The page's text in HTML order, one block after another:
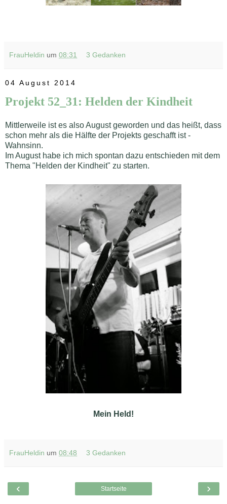
FrauHeldin um 08:31 3 Gedanken
04 August 2014
Projekt 52_31: Helden der Kindheit
Mittlerweile ist es also August geworden und das heißt, dass
schon mehr als die Hälfte der Projekts geschafft ist -
Wahnsinn.
Im August habe ich mich spontan dazu entschieden mit dem
Thema "Helden der Kindheit" zu starten.
Mein Held!
FrauHeldin um 08:48 3 Gedanken
‹ ›
Startseite